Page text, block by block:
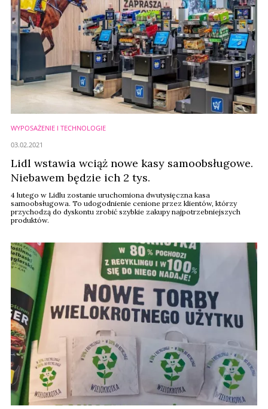
WYPOSAŻENIE I TECHNOLOGIE
Lidl wstawia wciąż nowe kasy samoobsługowe.
Niebawem będzie ich 2 tys.
4 lutego w Lidlu zostanie uruchomiona dwutysięczna kasa
samoobsługowa. To udogodnienie cenione przez klientów, którzy
przychodzą do dyskontu zrobić szybkie zakupy najpotrzebniejszych
produktów.
03.02.2021